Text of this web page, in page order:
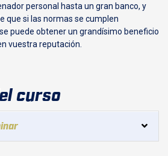
personal hasta un gran banco, y
que si las normas se cumplen
puede obtener un grandísimo beneficio
vuestra reputación.
curso